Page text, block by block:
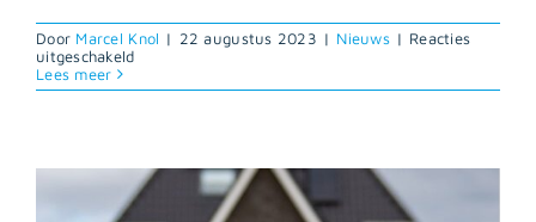
Door Marcel Knol | 22 augustus 2023 | Nieuws | Reacties
uitgeschakeldvoor
steeg
half
procent
Lees meer